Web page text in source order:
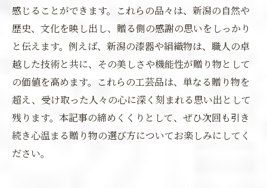
感じることができます。これらの品々は、新潟の自然や
歴史、文化を映し出し、贈る側の感謝の思いをしっかり
と伝えます。例えば、新潟の漆器や絹織物は、職人の卓
越した技術と共に、その美しさや機能性が贈り物として
の価値を高めます。これらの工芸品は、単なる贈り物を
超え、受け取った人々の心に深く刻まれる思い出として
残ります。本記事の締めくくりとして、ぜひ次回も引き
続き心温まる贈り物の選び方についてお楽しみにしてく
ださい。